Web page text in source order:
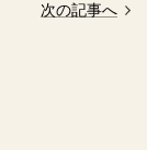
次の記事へ